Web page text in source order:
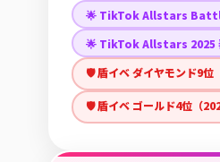
🌟 TikTok Allstars
🌟 TikTok Allstars 2025
🛡️ 盾イベ ダイヤモンド9位
🛡️ 盾イベ ゴールド4位（